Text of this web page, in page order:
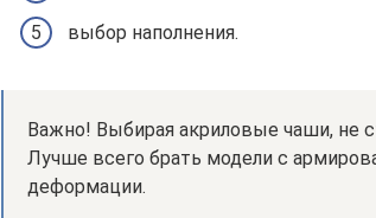
выбор наполнения.
Важно! Выбирая акриловые чаши, не
Лучше всего брать модели с
деформации.